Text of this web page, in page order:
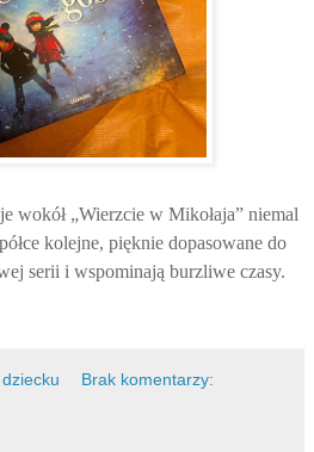
wokół „Wierzcie w Mikołaja” niemal
kolejne, pięknie dopasowane do
serii i wspominają burzliwe czasy.
Brak komentarzy: